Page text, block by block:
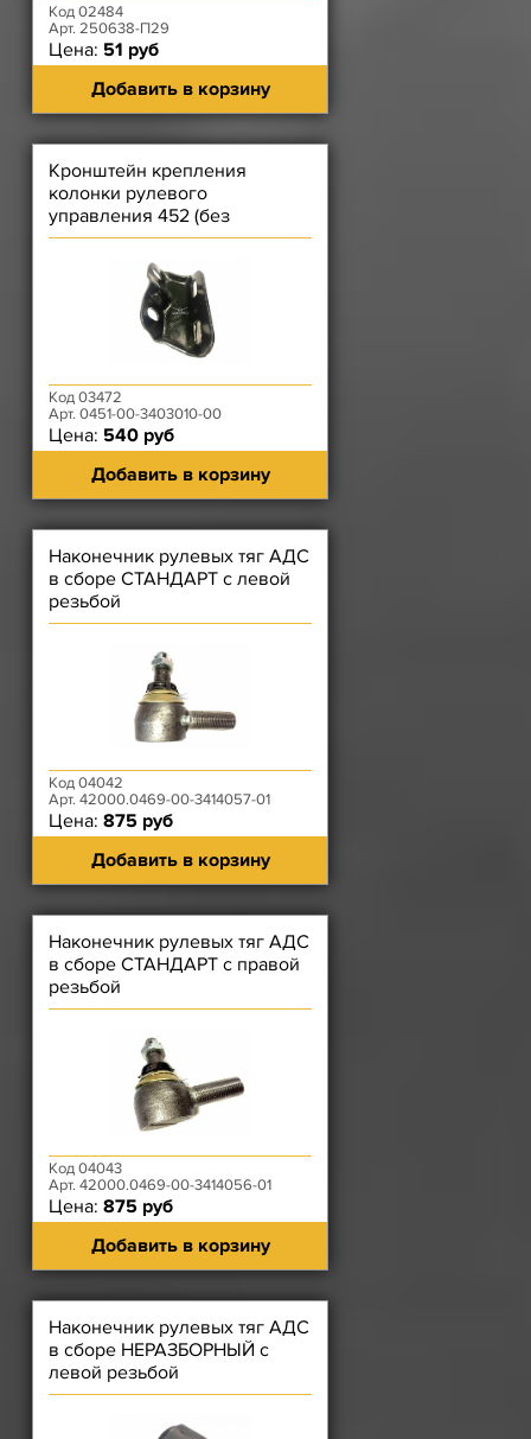
Код 02484
Арт. 250638-П29
Цена: 51 руб
Добавить в корзину
Кронштейн крепления
колонки рулевого
управления 452 (без
стремянки)
Код 03472
Арт. 0451-00-3403010-00
Цена: 540 руб
Добавить в корзину
Наконечник рулевых тяг АДС
в сборе СТАНДАРТ с левой
резьбой
Код 04042
Арт. 42000.0469-00-3414057-01
Цена: 875 руб
Добавить в корзину
Наконечник рулевых тяг АДС
в сборе СТАНДАРТ с правой
резьбой
Код 04043
Арт. 42000.0469-00-3414056-01
Цена: 875 руб
Добавить в корзину
Наконечник рулевых тяг АДС
в сборе НЕРАЗБОРНЫЙ с
левой резьбой